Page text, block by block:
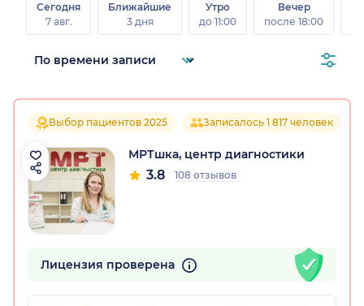
Сегодня
7 авг.
Ближайшие
3 дня
Утро
до 11:00
Вечер
после 18:00
Выбор пациентов 2025 Записалось 1 817 человек
МРТшка, центр диагностики
3.8 108 отзывов
Лицензия проверена